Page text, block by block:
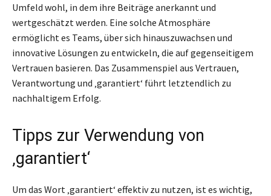
Umfeld wohl, in dem ihre Beiträge anerkannt und
wertgeschätzt werden. Eine solche Atmosphäre
ermöglicht es Teams, über sich hinauszuwachsen und
innovative Lösungen zu entwickeln, die auf gegenseitigem
Vertrauen basieren. Das Zusammenspiel aus Vertrauen,
Verantwortung und ‚garantiert‘ führt letztendlich zu
nachhaltigem Erfolg.
Tipps zur Verwendung von
‚garantiert‘
Um das Wort ‚garantiert‘ effektiv zu nutzen, ist es wichtig,